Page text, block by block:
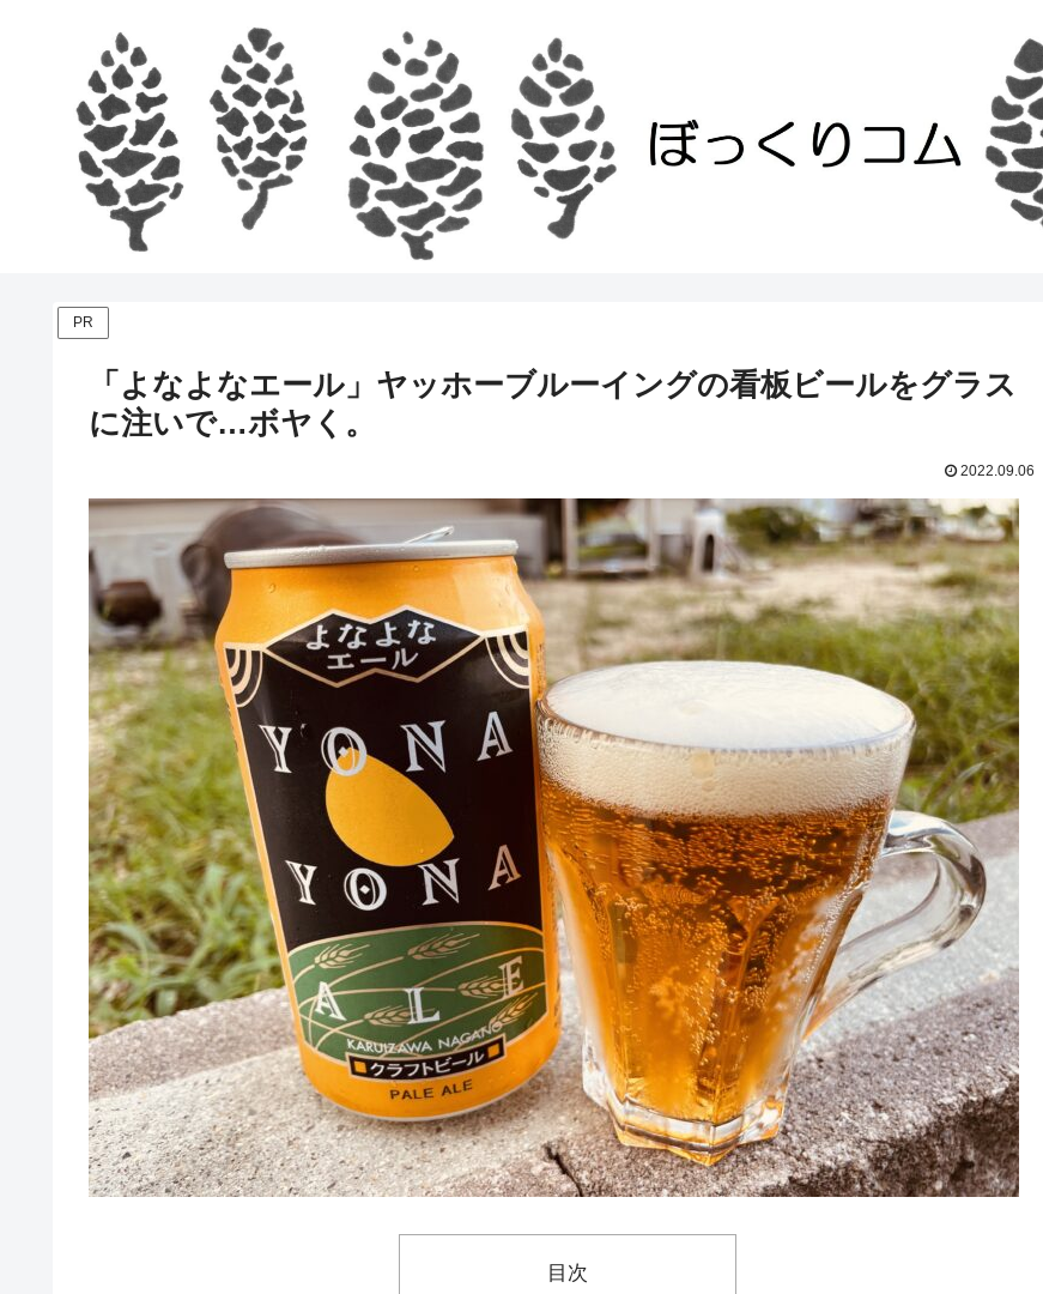
PR
「よなよなエール」ヤッホーブルーイングの看板ビールをグラス
に注いで…ボヤく。
2022.09.06
目次